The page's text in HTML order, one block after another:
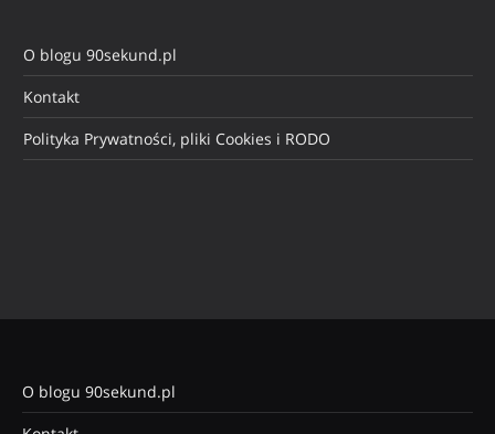
O blogu 90sekund.pl
Kontakt
Polityka Prywatności, pliki Cookies i RODO
O blogu 90sekund.pl